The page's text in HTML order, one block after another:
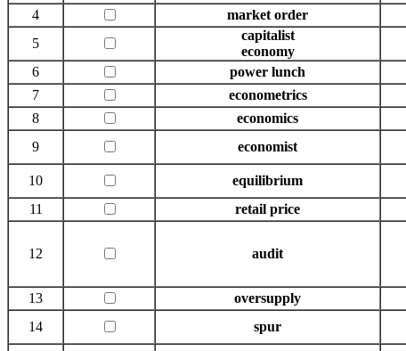
4
market order
5
capitalist
economy
6
power lunch
7
econometrics
8
economics
9
economist
10 equilibrium
11
retail price
12 audit
13 oversupply
14
spur